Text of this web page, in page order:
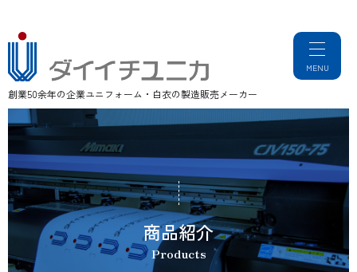
創業50余年の企業ユニフォーム・白衣の製造販売メーカー
商品紹介
Products